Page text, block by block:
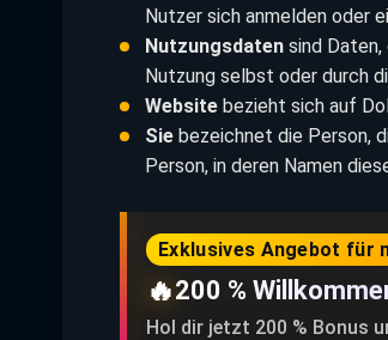
Nutzer sich anmelden oder
Nutzungsdatensind Daten,
Nutzung selbst oder durch
Websitebezieht sich auf
Siebezeichnet die Person,
Person, in deren Namen
Exklusives Angebot für
🔥200 %
Hol dir jetzt 200 % Bonus